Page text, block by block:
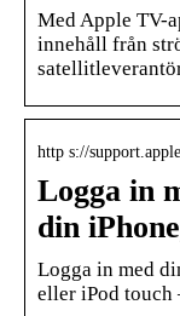
Med Apple TV-
innehåll från
http s://
Logga in
din
Logga in med
eller iPod touch